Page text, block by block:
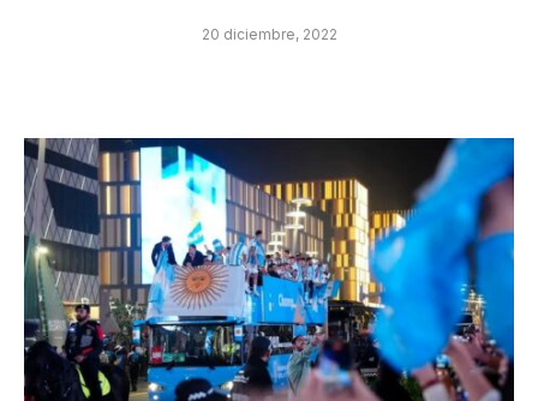
20 diciembre, 2022